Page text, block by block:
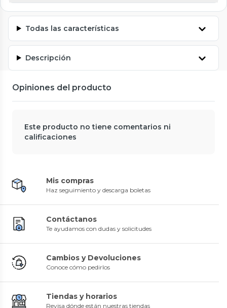
Todas las características
Descripción
Opiniones del producto
Este producto no tiene comentarios ni
calificaciones
Mis compras
Haz seguimiento y descarga boletas
Contáctanos
Te ayudamos con dudas y solicitudes
Cambios y Devoluciones
Conoce cómo pedirlos
Tiendas y horarios
Revisa dónde están nuestras tiendas